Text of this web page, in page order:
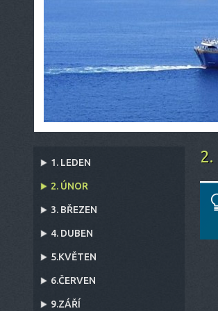
2.
1. LEDEN
2. ÚNOR
3. BŘEZEN
4. DUBEN
5.KVĚTEN
6.ČERVEN
9.ZÁŘÍ